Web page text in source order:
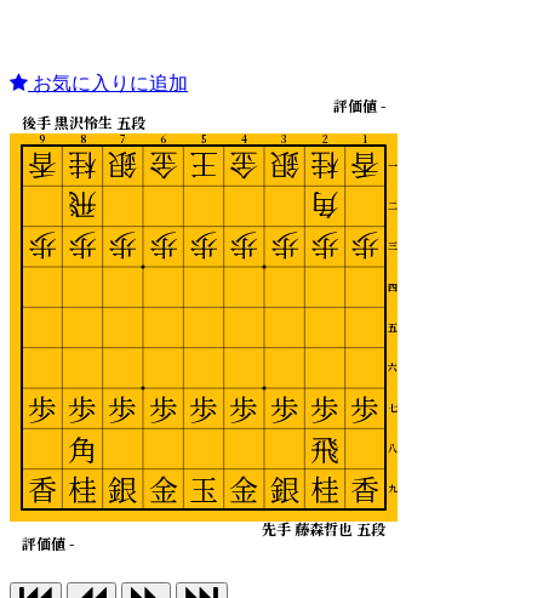
お気に入りに追加
1
2
3
4
5
6
7
8
9
一
二
三
四
五
六
七
八
九
先手 藤森哲也 五段
後手 黒沢怜生 五段
評価値 -
評価値 -
香
歩
歩
香
桂
角
歩
歩
飛
桂
銀
歩
歩
銀
金
歩
歩
金
王
歩
歩
玉
金
歩
歩
金
銀
歩
歩
銀
桂
飛
歩
歩
角
桂
香
歩
歩
香